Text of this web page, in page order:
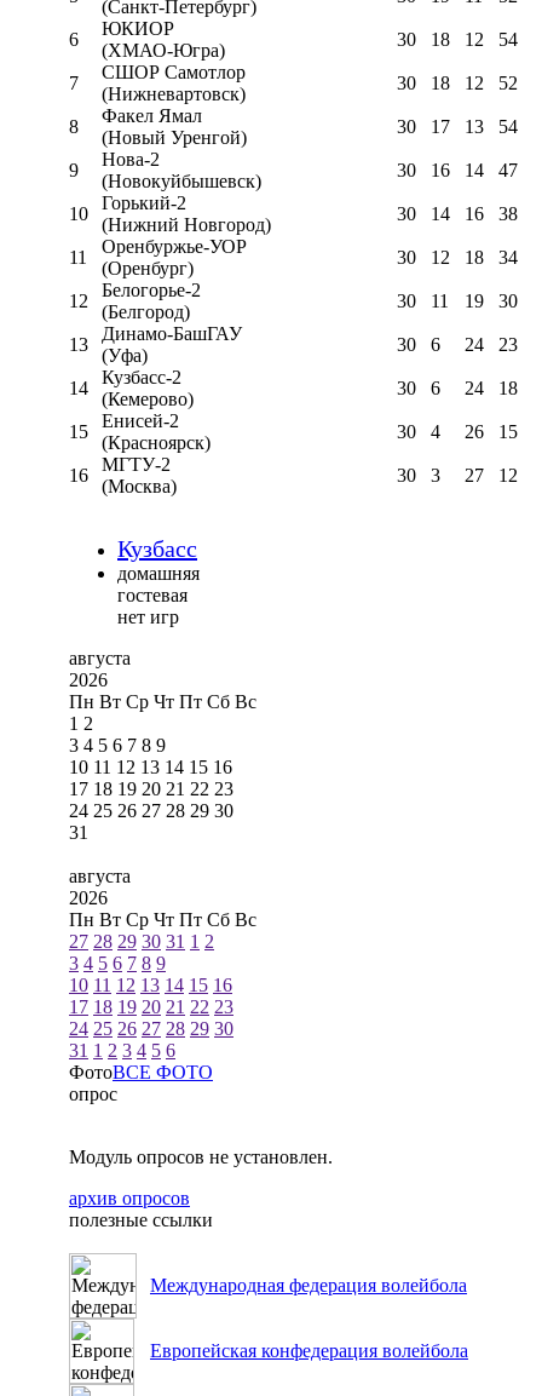
(Санкт-Петербург)
6
ЮКИОР
(ХМАО-Югра)
30 18 12 54
7
СШОР Самотлор
(Нижневартовск)
30 18 12 52
8
Факел Ямал
(Новый Уренгой)
30 17 13 54
9
Нова-2
(Новокуйбышевск)
30 16 14 47
10
Горький-2
(Нижний Новгород)
30 14 16 38
11
Оренбуржье-УОР
(Оренбург)
30 12 18 34
12
Белогорье-2
(Белгород)
30 11 19 30
13
Динамо-БашГАУ
(Уфа)
30 6 24 23
14
Кузбасс-2
(Кемерово)
30 6 24 18
15
Енисей-2
(Красноярск)
30 4 26 15
16
МГТУ-2
(Москва)
30 3 27 12
Кузбасс
домашняя
гостевая
нет игр
августа
2026
Пн Вт Ср Чт Пт Сб Вс
1 2
3 4 5 6 7 8 9
10 11 12 13 14 15 16
17 18 19 20 21 22 23
24 25 26 27 28 29 30
31
августа
2026
Пн Вт Ср Чт Пт Сб Вс
27 28 29 30 31 1 2
3 4 5 6 7 8 9
10 11 12 13 14 15 16
17 18 19 20 21 22 23
24 25 26 27 28 29 30
31 1 2 3 4 5 6
ФотоВСЕ ФОТО
опрос
Модуль опросов не установлен.
архив опросов
полезные ссылки
Международная федерация волейбола
Европейская конфедерация волейбола